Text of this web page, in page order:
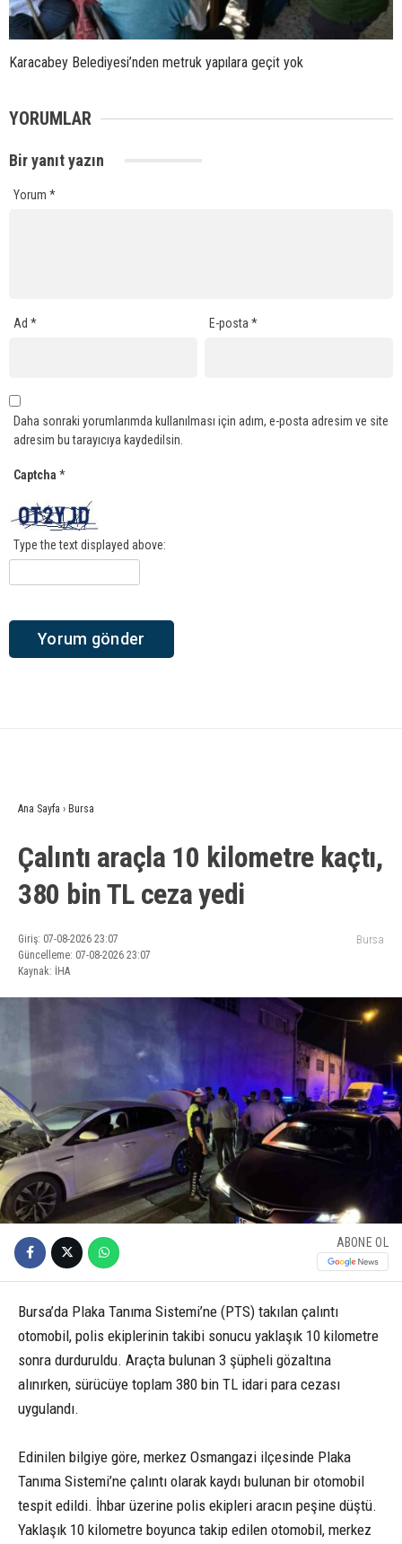
Karacabey Belediyesi’nden metruk yapılara geçit yok
YORUMLAR
Bir yanıt yazın
Yorum *
Ad * E-posta*
Daha sonraki yorumlarımda kullanılması için adım, e-posta adresim ve site
adresim bu tarayıcıya kaydedilsin.
Captcha *
Type the text displayed above:
Ana Sayfa › Bursa
Çalıntı araçla 10 kilometre kaçtı,
380 bin TL ceza yedi
Giriş: 07-08-2026 23:07
Güncelleme: 07-08-2026 23:07
Kaynak: İHA
Bursa
ABONE OL
Bursa’da Plaka Tanıma Sistemi’ne (PTS) takılan çalıntı
otomobil, polis ekiplerinin takibi sonucu yaklaşık 10 kilometre
sonra durduruldu. Araçta bulunan 3 şüpheli gözaltına
alınırken, sürücüye toplam 380 bin TL idari para cezası
uygulandı.
Edinilen bilgiye göre, merkez Osmangazi ilçesinde Plaka
Tanıma Sistemi’ne çalıntı olarak kaydı bulunan bir otomobil
tespit edildi. İhbar üzerine polis ekipleri aracın peşine düştü.
Yaklaşık 10 kilometre boyunca takip edilen otomobil, merkez